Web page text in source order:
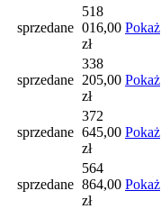
sprzedane
518
016,00
zł
Pokaż
sprzedane
338
205,00
zł
Pokaż
sprzedane
372
645,00
zł
Pokaż
sprzedane
564
864,00
zł
Pokaż